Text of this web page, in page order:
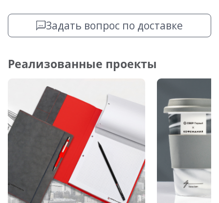
Задать вопрос по доставке
Реализованные проекты